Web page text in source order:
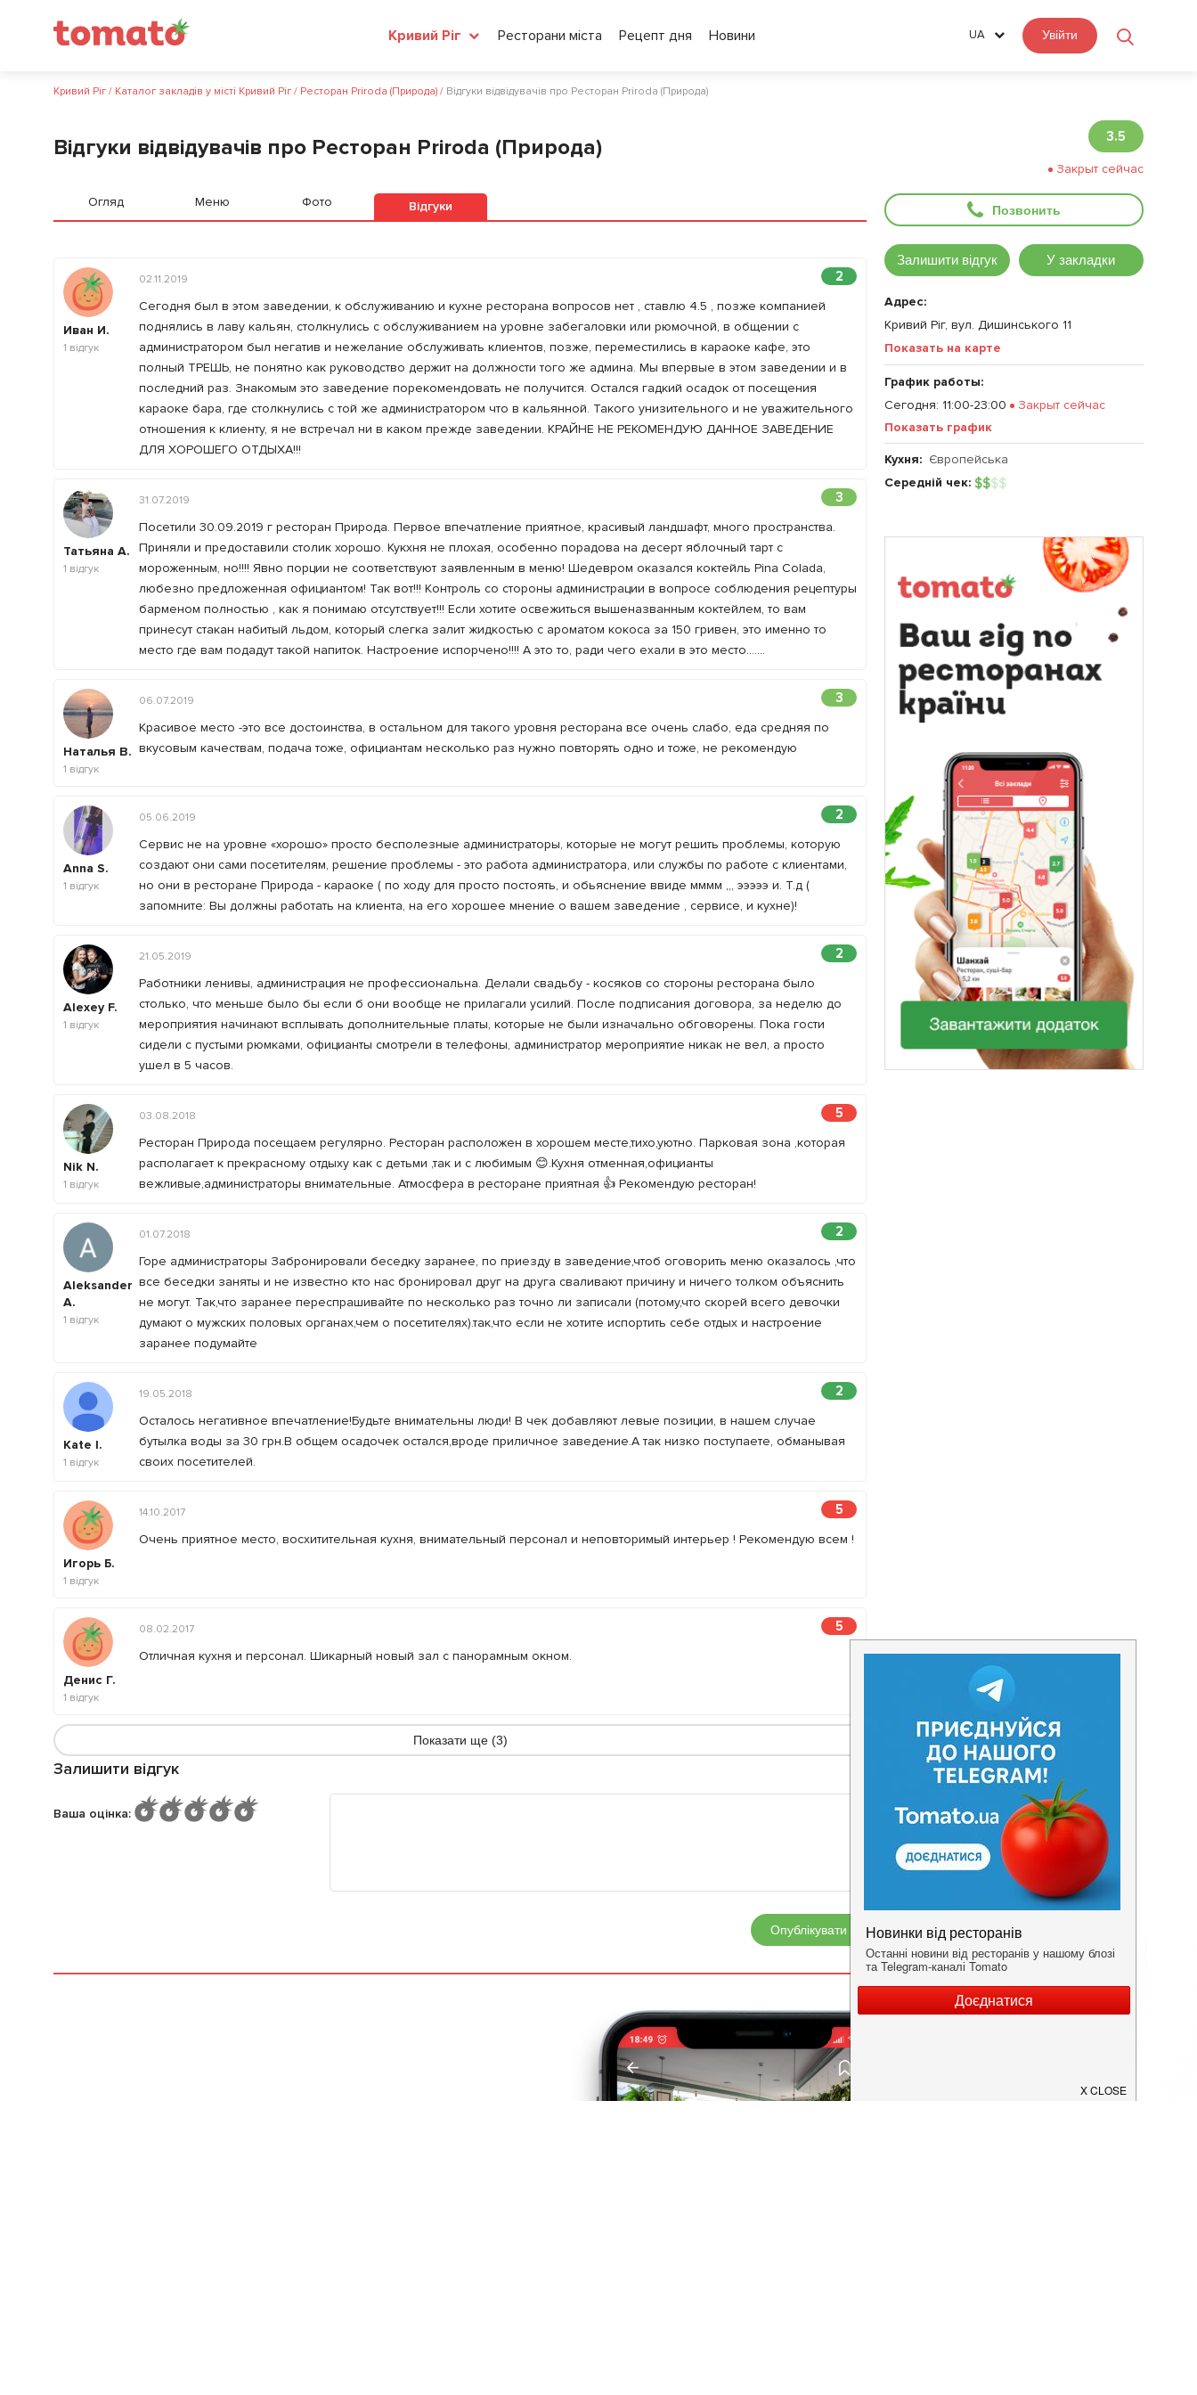
Кривий Ріг Ресторани міста Рецепт дня Новини UA Увійти
Кривий Ріг / Каталог закладів у місті Кривий Ріг / Ресторан Priroda (Природа) / Відгуки відвідувачів про Ресторан Priroda (Природа)
Відгуки відвідувачів про Ресторан Priroda (Природа) 3.5
Закрыт сейчас
Позвонить
Залишити відгук У закладки
Адрес:
Кривий Ріг, вул. Дишинського 11
Показать на карте
График работы:
Сегодня: 11:00-23:00
Закрыт сейчас
Показать график
Кухня: Європейська
Середній чек: $$$$
Огляд Меню Фото Відгуки
Иван И.
1 відгук
2
02.11.2019
Сегодня был в этом заведении, к обслуживанию и кухне ресторана вопросов нет , ставлю 4.5 , позже компанией
поднялись в лаву кальян, столкнулись с обслуживанием на уровне забегаловки или рюмочной, в общении с
администратором был негатив и нежелание обслуживать клиентов, позже, переместились в караоке кафе, это
полный ТРЕШЬ, не понятно как руководство держит на должности того же админа. Мы впервые в этом заведении и в
последний раз. Знакомым это заведение порекомендовать не получится. Остался гадкий осадок от посещения
караоке бара, где столкнулись с той же администратором что в кальянной. Такого унизительного и не уважительного
отношения к клиенту, я не встречал ни в каком прежде заведении. КРАЙНЕ НЕ РЕКОМЕНДУЮ ДАННОЕ ЗАВЕДЕНИЕ
ДЛЯ ХОРОШЕГО ОТДЫХА!!!
Татьяна А.
1 відгук
3
31.07.2019
Посетили 30.09.2019 г ресторан Природа. Первое впечатление приятное, красивый ландшафт, много пространства.
Приняли и предоставили столик хорошо. Кукхня не плохая, особенно порадова на десерт яблочный тарт с
мороженным, но!!!! Явно порции не соответствуют заявленным в меню! Шедевром оказался коктейль Pina Colada,
любезно предложенная официантом! Так вот!!! Контроль со стороны администрации в вопросе соблюдения рецептуры
барменом полностью , как я понимаю отсутствует!!! Если хотите освежиться вышеназванным коктейлем, то вам
принесут стакан набитый льдом, который слегка залит жидкостью с ароматом кокоса за 150 гривен, это именно то
место где вам подадут такой напиток. Настроение испорчено!!!! А это то, ради чего ехали в это место.......
Наталья В.
1 відгук
3
06.07.2019
Красивое место -это все достоинства, в остальном для такого уровня ресторана все очень слабо, еда средняя по
вкусовым качествам, подача тоже, официантам несколько раз нужно повторять одно и тоже, не рекомендую
Anna S.
1 відгук
2
05.06.2019
Сервис не на уровне «хорошо» просто бесполезные администраторы, которые не могут решить проблемы, которую
создают они сами посетителям, решение проблемы - это работа администратора, или службы по работе с клиентами,
но они в ресторане Природа - караоке ( по ходу для просто постоять, и обьяснение ввиде мммм ,,, эээээ и. Т.д (
запомните: Вы должны работать на клиента, на его хорошее мнение о вашем заведение , сервисе, и кухне)!
Alexey F.
1 відгук
2
21.05.2019
Работники ленивы, администрация не профессиональна. Делали свадьбу - косяков со стороны ресторана было
столько, что меньше было бы если б они вообще не прилагали усилий. После подписания договора, за неделю до
мероприятия начинают всплывать дополнительные платы, которые не были изначально обговорены. Пока гости
сидели с пустыми рюмками, официанты смотрели в телефоны, администратор мероприятие никак не вел, а просто
ушел в 5 часов.
Nik N.
1 відгук
5
03.08.2018
Ресторан Природа посещаем регулярно. Ресторан расположен в хорошем месте,тихо,уютно. Парковая зона ,которая
располагает к прекрасному отдыху как с детьми ,так и с любимым 😊.Кухня отменная,официанты
вежливые,администраторы внимательные. Атмосфера в ресторане приятная 👍 Рекомендую ресторан!
Aleksander
A.
1 відгук
2
01.07.2018
Горе администраторы Забронировали беседку заранее, по приезду в заведение,чтоб оговорить меню оказалось ,что
все беседки заняты и не известно кто нас бронировал друг на друга сваливают причину и ничего толком объяснить
не могут. Так,что заранее переспрашивайте по несколько раз точно ли записали (потому,что скорей всего девочки
думают о мужских половых органах,чем о посетителях).так,что если не хотите испортить себе отдых и настроение
заранее подумайте
Kate I.
1 відгук
2
19.05.2018
Осталось негативное впечатление!Будьте внимательны люди! В чек добавляют левые позиции, в нашем случае
бутылка воды за 30 грн.В общем осадочек остался,вроде приличное заведение.А так низко поступаете, обманывая
своих посетителей.
Игорь Б.
1 відгук
5
14.10.2017
Очень приятное место, восхитительная кухня, внимательный персонал и неповторимый интерьер ! Рекомендую всем !
Денис Г.
1 відгук
5
08.02.2017
Отличная кухня и персонал. Шикарный новый зал с панорамным окном.
Показати ще (3)
Залишити відгук
Ваша оцінка:
Опублікувати